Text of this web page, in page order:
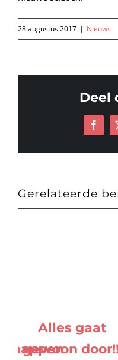
28 augustus 2017 | Nieuws
Deel
Gerelateerde
Alles gaat
gewoon